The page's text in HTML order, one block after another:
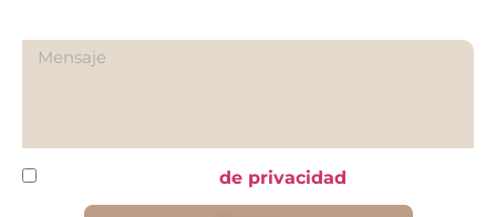
de privacidad